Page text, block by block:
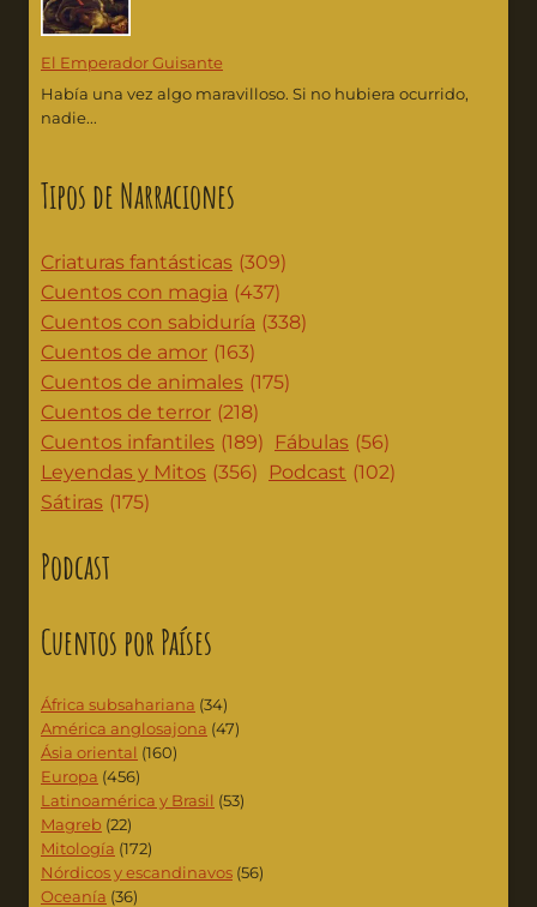
El Emperador Guisante
Había una vez algo maravilloso. Si no hubiera ocurrido,
nadie...
Tipos de Narraciones
Criaturas fantásticas (309)
Cuentos con magia (437)
Cuentos con sabiduría (338)
Cuentos de amor (163)
Cuentos de animales (175)
Cuentos de terror (218)
Cuentos infantiles (189) Fábulas (56)
Leyendas y Mitos (356) Podcast (102)
Sátiras (175)
Podcast
Cuentos por Países
África subsahariana (34)
América anglosajona (47)
Ásia oriental (160)
Europa (456)
Latinoamérica y Brasil (53)
Magreb (22)
Mitología (172)
Nórdicos y escandinavos (56)
Oceanía (36)